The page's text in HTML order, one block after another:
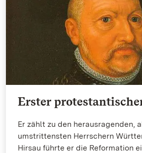
Erster
Er zählt zu den herausragenden,
umstrittensten Herrschern
Hirsau führte er die Reformation